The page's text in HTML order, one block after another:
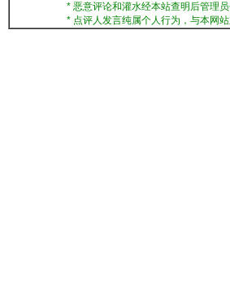
* 恶意评论和灌水经本站查明后管理
* 点评人发言纯属个人行为，与本网站